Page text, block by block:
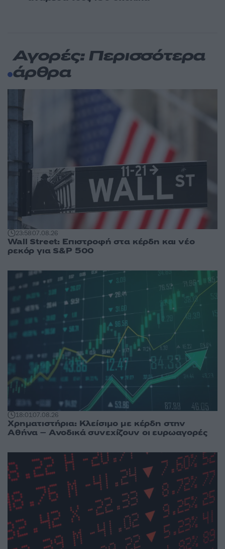
Αγορές: Περισσότερα
άρθρα
23:5807.08.26
Wall Street: Επιστροφή στα κέρδη και νέο
ρεκόρ για S&P 500
18:0107.08.26
Χρηματιστήρια: Κλείσιμο με κέρδη στην
Αθήνα – Ανοδικά συνεχίζουν οι ευρωαγορές